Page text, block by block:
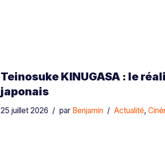
Teinosuke KINUGASA : le
japonais
25 juillet 2026 par Benjamin Actualité,